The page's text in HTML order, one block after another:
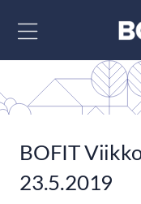
BOFIT
23.5.2019